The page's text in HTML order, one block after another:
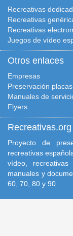
Recreativas
Recreativas
Recreativas
Juegos de vídeo
Otros enlaces
Empresas
Preservación
Manuales de
Flyers
Recreativas.org
Proyecto de
recreativas
vídeo, recreativas
manuales y
60, 70, 80 y 90.